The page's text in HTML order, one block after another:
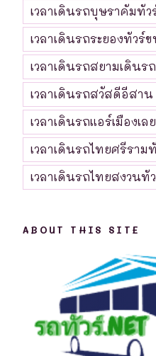
เวลาเดินรถบุษราคัมทัว
เวลาเดินรถระยองทัวร์
เวลาเดินรถสยามเดินรถ
เวลาเดินรถสวัสดีอีสาน
เวลาเดินรถแอร์เมืองเลย
เวลาเดินรถไทยศรีราม
เวลาเดินรถไทยสงวนทั
ABOUT THIS SITE